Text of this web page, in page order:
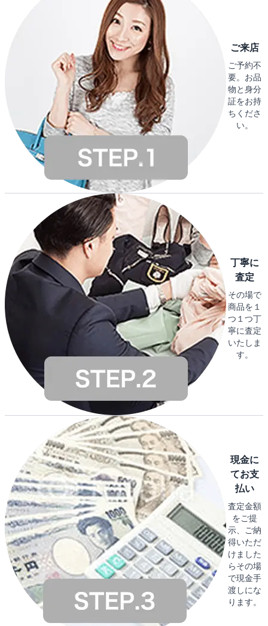
ご来店
ご予約不
要。お品
物と身分
証をお持
ちくださ
い。
丁寧に
査定
その場で
商品を１
つ１つ丁
寧に査定
いたしま
す。
現金に
てお支
払い
査定金額
をご提
示、ご納
得いただ
けました
らその場
で現金手
渡しにな
ります。